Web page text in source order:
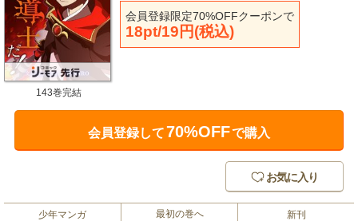
会員登録限定70%OFFクーポンで
18pt/19円(税込)
143巻完結
会員登録して70%OFFで購入
お気に入り
少年マンガ
最初の巻へ
新刊